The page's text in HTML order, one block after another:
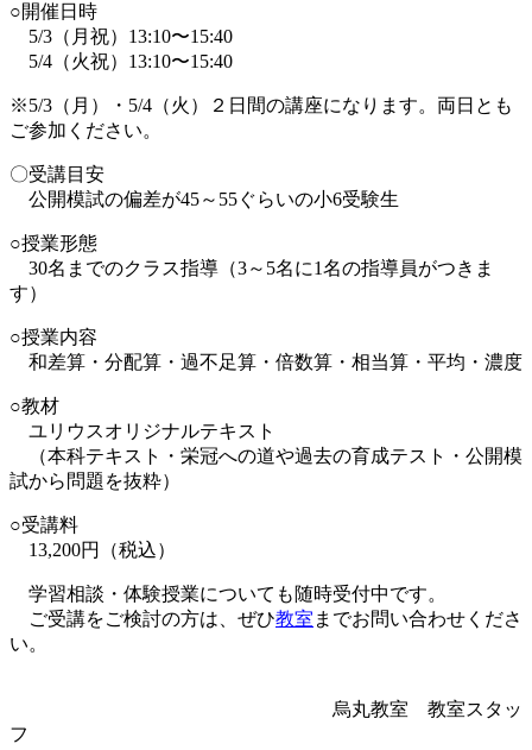
○開催日時
5/3（月祝）13:10〜15:40
5/4（火祝）13:10〜15:40
※5/3（月）・5/4（火）２日間の講座になります。両日とも
ご参加ください。
〇受講目安
公開模試の偏差が45～55ぐらいの小6受験生
○授業形態
30名までのクラス指導（3～5名に1名の指導員がつきま
す）
○授業内容
和差算・分配算・過不足算・倍数算・相当算・平均・濃度
○教材
ユリウスオリジナルテキスト
（本科テキスト・栄冠への道や過去の育成テスト・公開模
試から問題を抜粋）
○受講料
13,200円（税込）
学習相談・体験授業についても随時受付中です。
ご受講をご検討の方は、ぜひ教室 までお問い合わせくださ
い。
烏丸教室 教室スタッ
フ